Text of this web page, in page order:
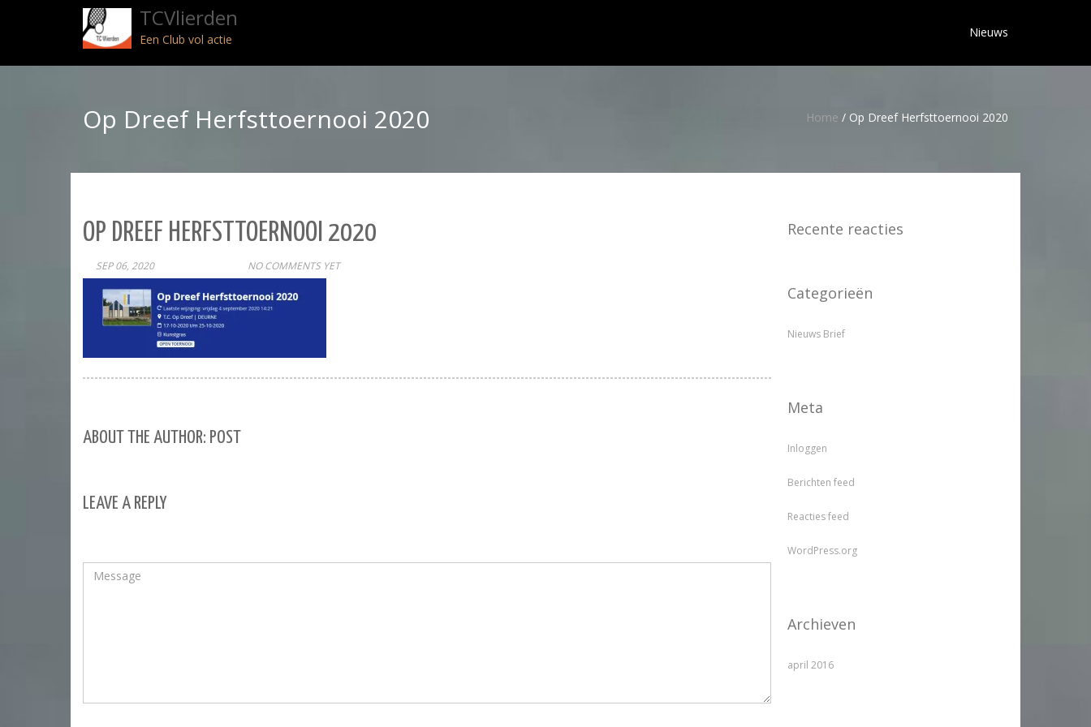
TCVlierden
Een Club vol actie Nieuws
Op Dreef Herfsttoernooi 2020 Home / Op Dreef Herfsttoernooi 2020
OP DREEF HERFSTTOERNOOI 2020
SEP 06, 2020 NO COMMENTS YET
ABOUT THE AUTHOR: POST
LEAVE A REPLY
Recente reacties
Categorieën
Nieuws Brief
Meta
Inloggen
Berichten feed
Reacties feed
WordPress.org
Archieven
april 2016